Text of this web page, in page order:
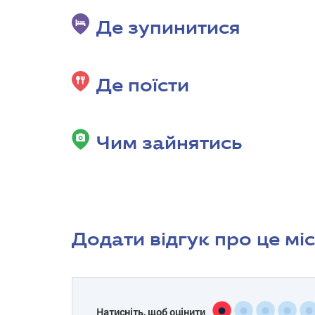
Де зупинитися
Де поїсти
Чим зайнятись
Додати відгук про це
Натисніть, щоб оцінити